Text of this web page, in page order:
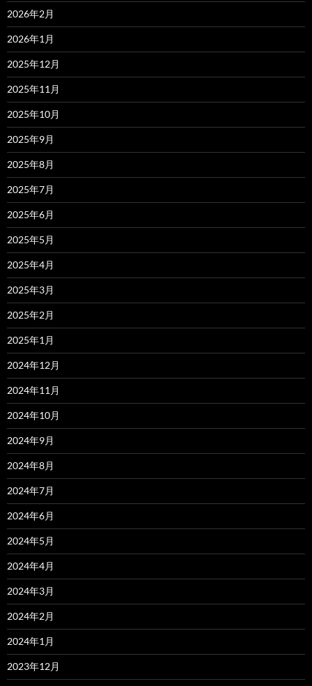
2026年2月
2026年1月
2025年12月
2025年11月
2025年10月
2025年9月
2025年8月
2025年7月
2025年6月
2025年5月
2025年4月
2025年3月
2025年2月
2025年1月
2024年12月
2024年11月
2024年10月
2024年9月
2024年8月
2024年7月
2024年6月
2024年5月
2024年4月
2024年3月
2024年2月
2024年1月
2023年12月